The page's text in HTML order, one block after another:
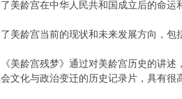
美龄宫在中华人民共和国成立后的命运
美龄宫当前的现状和未来发展方向，包
美龄宫残梦》通过对美龄宫历史的讲
文化与政治变迁的历史记录片，具有很